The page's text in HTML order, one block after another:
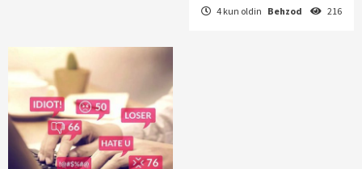
4 kun oldin Behzod 216